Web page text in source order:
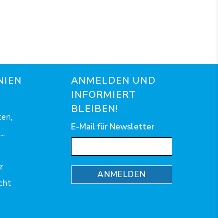
ANMELDEN UND
INFORMIERT
BLEIBEN!
E-Mail für Newsletter
ANMELDEN